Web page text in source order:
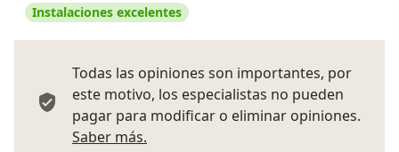
Instalaciones excelentes
Todas las opiniones son importantes, por
este motivo, los especialistas no pueden
pagar para modificar o eliminar opiniones.
Saber más.